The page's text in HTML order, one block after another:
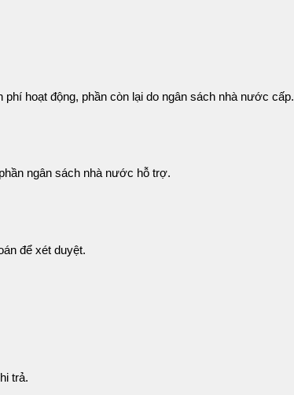
hoạt động, phần còn lại do ngân sách nhà nước cấp.
ngân sách nhà nước hỗ trợ.
để xét duyệt.
trả.